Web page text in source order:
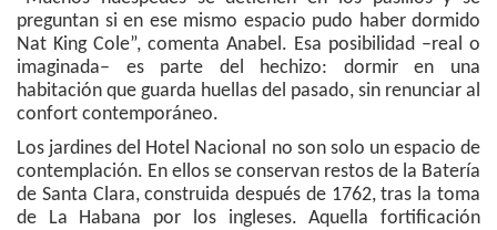
preguntan si en ese mismo espacio pudo haber dormido
Nat King Cole”, comenta Anabel. Esa posibilidad –real o
imaginada– es parte del hechizo: dormir en una
habitación que guarda huellas del pasado, sin renunciar al
confort contemporáneo.
Los jardines del Hotel Nacional no son solo un espacio de
contemplación. En ellos se conservan restos de la Batería
de Santa Clara, construida después de 1762, tras la toma
de La Habana por los ingleses. Aquella fortificación